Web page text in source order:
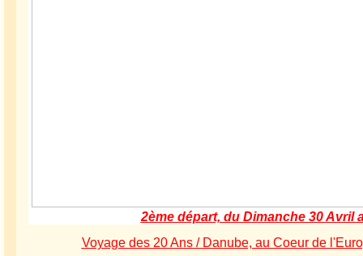
2ème départ, du Dimanche 30 Avril
Voyage des 20 Ans / Danube, au Coeur de